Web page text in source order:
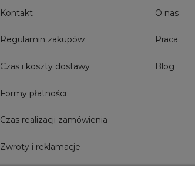
Kontakt
Regulamin zakupów
Czas i koszty dostawy
Formy płatności
Czas realizacji zamówienia
Zwroty i reklamacje
O nas
Praca
Blog